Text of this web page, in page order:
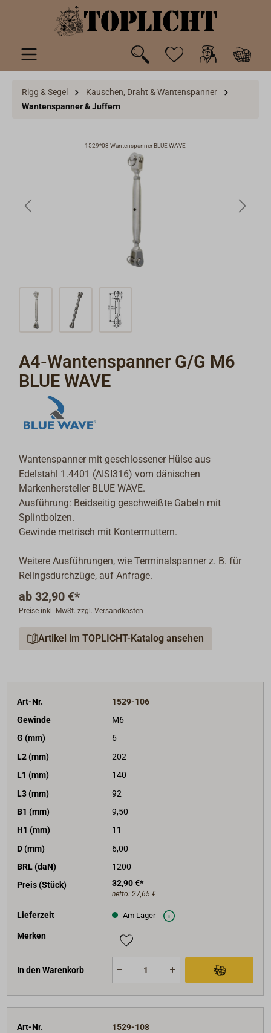
springen
Rigg & Segel
Kauschen, Draht & Wantenspanner
Wantenspanner & Juffern
1529*03 Wantenspanner BLUE WAVE
A4-Wantenspanner G/G M6
BLUE WAVE
Wantenspanner mit geschlossener Hülse aus
Edelstahl 1.4401 (AISI316) vom dänischen
Markenhersteller BLUE WAVE.
Ausführung: Beidseitig geschweißte Gabeln mit
Splintbolzen.
Gewinde metrisch mit Kontermuttern.
Weitere Ausführungen, wie Terminalspanner z. B. für
Relingsdurchzüge, auf Anfrage.
ab 32,90 €*
Preise inkl. MwSt. zzgl. Versandkosten
Artikel im TOPLICHT-Katalog ansehen
Art-Nr.
1529-106
Gewinde
M6
G (mm)
6
L2 (mm)
202
L1 (mm)
140
L3 (mm)
92
B1 (mm)
9,50
H1 (mm)
11
D (mm)
6,00
BRL (daN)
1200
Preis (Stück)
32,90 €*
netto: 27,65 €
Lieferzeit Am Lager
Merken
In den Warenkorb
Art-Nr.
1529-108